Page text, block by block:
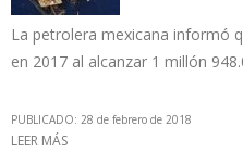
La petrolera mexicana informó
en 2017 al alcanzar 1 millón
PUBLICADO: 28 de febrero de 2018
LEER MÁS